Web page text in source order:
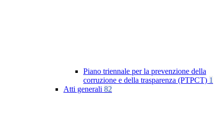
Piano triennale per la prevenzione della
corruzione e della trasparenza (PTPCT) 1
Atti generali 82